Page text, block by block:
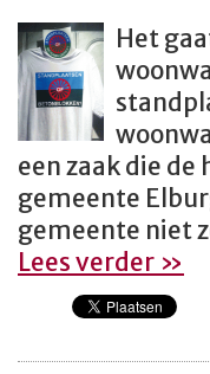
Het
een zaak die
gemeente
gemeente niet
Lees verder »